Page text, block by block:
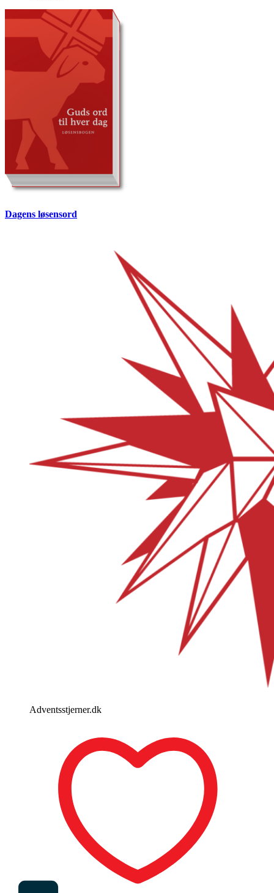
Dagens løsensord
Adventsstjerner.dk